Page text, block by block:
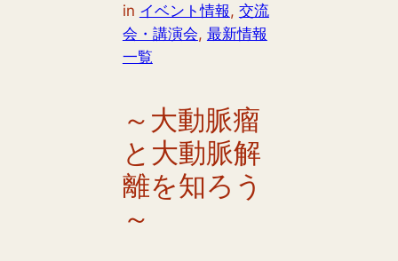
in イベント情報 , 交流
会・講演会, 最新情報
一覧
～大動脈瘤
と大動脈解
離を知ろう
～